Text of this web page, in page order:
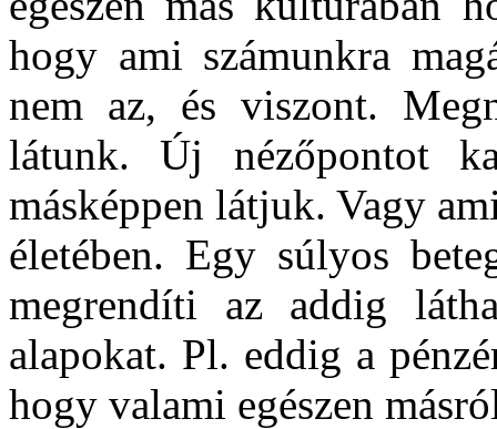
hogy ami számunkra
nem az, és viszont.
látunk. Új nézőpontot
másképpen látjuk. Vagy
életében. Egy súlyos
megrendíti az addig
alapokat. Pl. eddig a
hogy valami egészen